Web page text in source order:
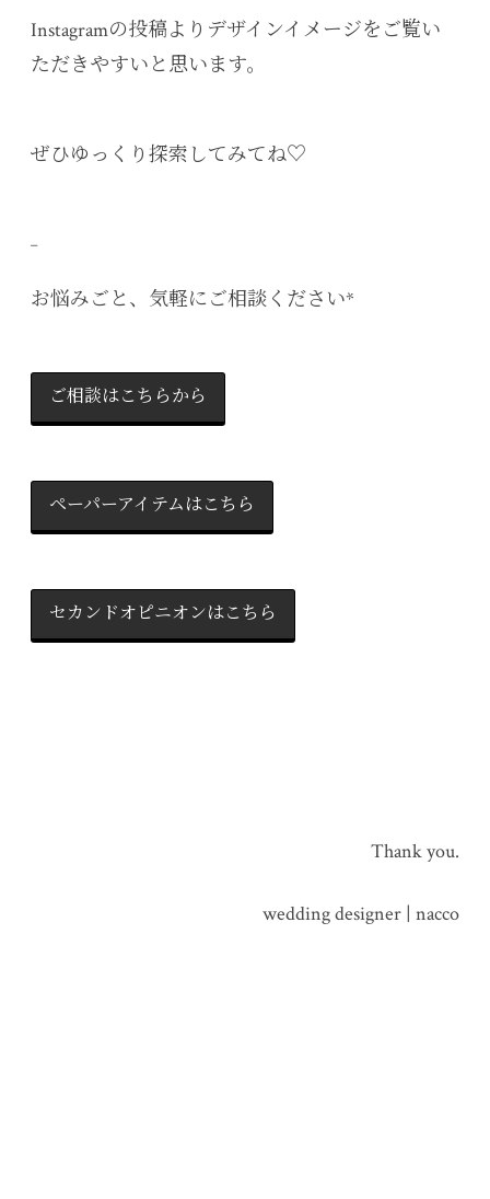
Instagramの投稿よりデザインイメージをご覧い
ただきやすいと思います。
ぜひゆっくり探索してみてね♡
_
お悩みごと、気軽にご相談ください*
ご相談はこちらから
ペーパーアイテムはこちら
セカンドオピニオンはこちら
Thank you.
wedding designer | nacco